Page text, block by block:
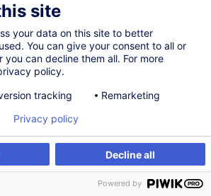
Formation sur mesure
présentielle
*
site
your data on this site to better
You can give your consent to all or
you can decline them all. For more
policy.
tracking Remarketing
Decline all
Privacy policy
Powered by